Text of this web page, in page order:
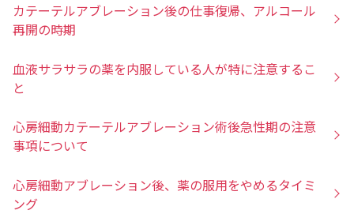
カテーテルアブレーション後の仕事復帰、アルコール
再開の時期
血液サラサラの薬を内服している人が特に注意するこ
と
心房細動カテーテルアブレーション術後急性期の注意
事項について
心房細動アブレーション後、薬の服用をやめるタイミ
ング